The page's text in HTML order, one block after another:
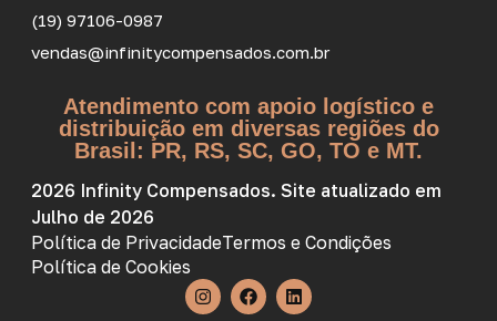
(19) 97106-0987
vendas@infinitycompensados.com.br
Atendimento com apoio logístico e
distribuição em diversas regiões do
Brasil: PR, RS, SC, GO, TO e MT.
2026 Infinity Compensados. Site atualizado em
Julho de 2026
Política de PrivacidadeTermos e Condições
Política de Cookies